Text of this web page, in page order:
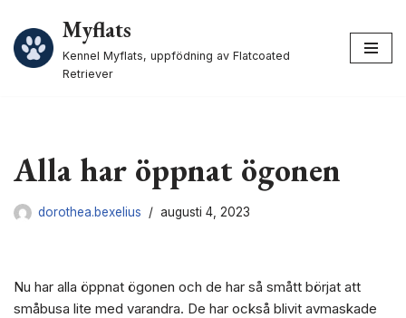
Hoppa
till
Myflats
Kennel Myflats, uppfödning av Flatcoated
Retriever
Alla har öppnat ögonen
dorothea.bexelius augusti 4, 2023
Nu har alla öppnat ögonen och de har så smått börjat att
småbusa lite med varandra. De har också blivit avmaskade